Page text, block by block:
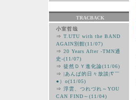
TRACBACK
小室哲哉
⇒ T.UTU with the BAND
AGAIN別館(11/07)
⇒ 20 Years After -TMN通
史-(11/07)
⇒ 徒然ＤＹ進化論(11/06)
⇒ |あんぱ的日々放談|∇￣
●）ο(11/05)
⇒ 浮雲、つれづれ～YOU
CAN FIND～(11/04)